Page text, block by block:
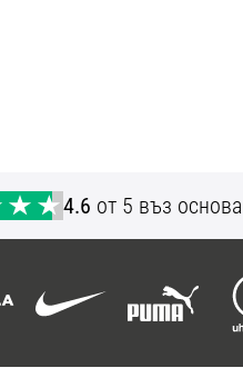
4.6 от 5 въз